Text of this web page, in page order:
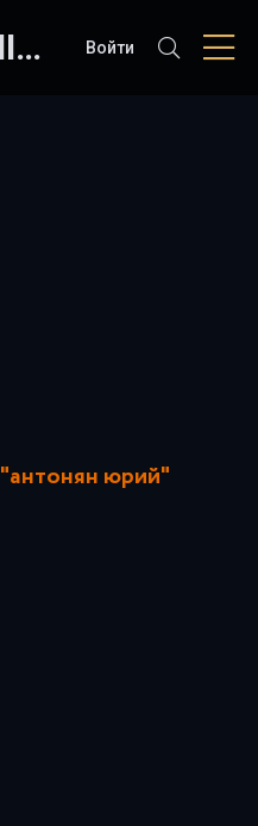
SLUSHAT-KNIGI.COM Войти
"антонян юрий"